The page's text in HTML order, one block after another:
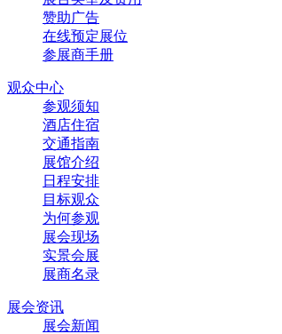
赞助广告
在线预定展位
参展商手册
观众中心
参观须知
酒店住宿
交通指南
展馆介绍
日程安排
目标观众
为何参观
展会现场
实景会展
展商名录
展会资讯
展会新闻